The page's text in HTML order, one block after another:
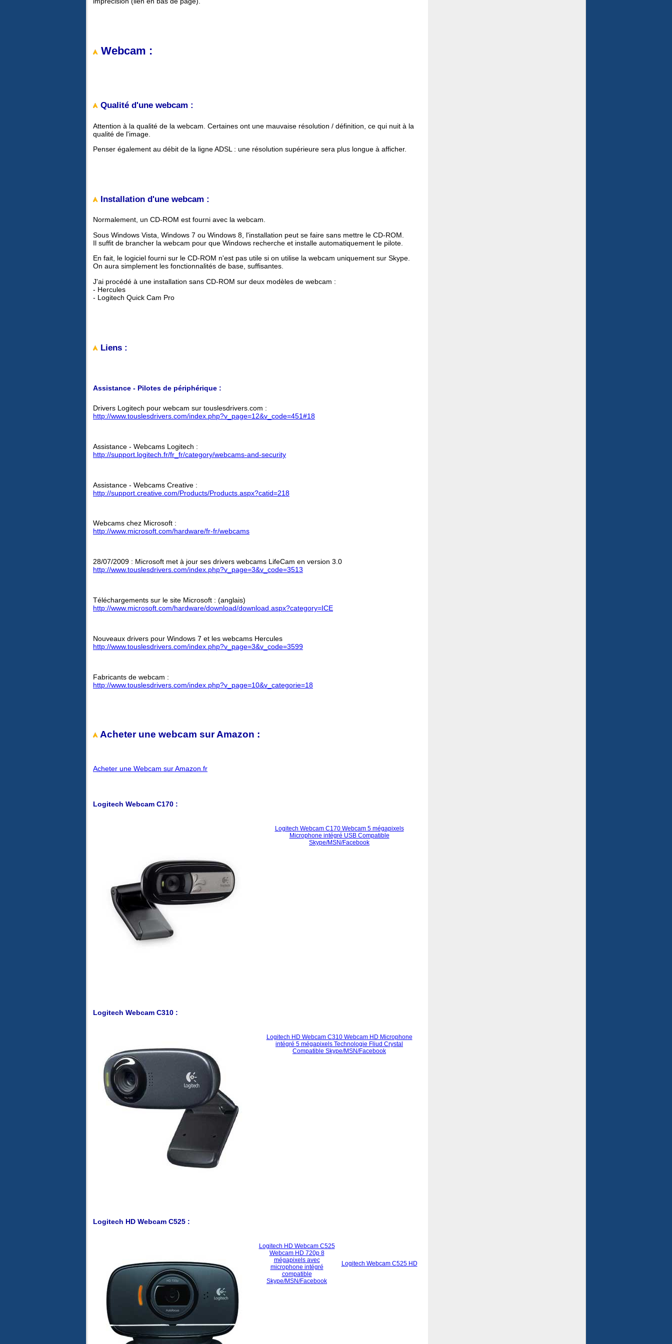
Webcam :
Qualité d'une webcam :
Attention à la qualité de la webcam. Certaines ont une mauvaise résolution / définition, ce qui nuit à la
qualité de l'image.
Penser également au débit de la ligne ADSL : une résolution supérieure sera plus longue à afficher.
Installation d'une webcam :
Normalement, un CD-ROM est fourni avec la webcam.
Sous Windows Vista, Windows 7 ou Windows 8, l'installation peut se faire sans mettre le CD-ROM.
Il suffit de brancher la webcam pour que Windows recherche et installe automatiquement le pilote.
En fait, le logiciel fourni sur le CD-ROM n'est pas utile si on utilise la webcam uniquement sur Skype.
On aura simplement les fonctionnalités de base, suffisantes.
J'ai procédé à une installation sans CD-ROM sur deux modèles de webcam :
- Hercules
- Logitech Quick Cam Pro
Liens :
Assistance - Pilotes de périphérique :
Drivers Logitech pour webcam sur touslesdrivers.com :
http://www.touslesdrivers.com/index.php?v_page=12&v_code=451#18
Assistance - Webcams Logitech :
http://support.logitech.fr/fr_fr/category/webcams-and-security
Assistance - Webcams Creative :
http://support.creative.com/Products/Products.aspx?catid=218
Webcams chez Microsoft :
http://www.microsoft.com/hardware/fr-fr/webcams
28/07/2009 : Microsoft met à jour ses drivers webcams LifeCam en version 3.0
http://www.touslesdrivers.com/index.php?v_page=3&v_code=3513
Téléchargements sur le site Microsoft : (anglais)
http://www.microsoft.com/hardware/download/download.aspx?category=ICE
Nouveaux drivers pour Windows 7 et les webcams Hercules
http://www.touslesdrivers.com/index.php?v_page=3&v_code=3599
Fabricants de webcam :
http://www.touslesdrivers.com/index.php?v_page=10&v_categorie=18
Acheter une webcam sur Amazon :
Acheter une Webcam sur Amazon.fr
Logitech Webcam C170 :
Logitech Webcam C170 Webcam 5 mégapixels
Microphone intégré USB Compatible
Skype/MSN/Facebook
Logitech Webcam C310 :
Logitech HD Webcam C310 Webcam HD Microphone
intégré 5 mégapixels Technologie Fliud Crystal
Compatible Skype/MSN/Facebook
Logitech HD Webcam C525 :
Logitech HD Webcam C525
Webcam HD 720p 8
mégapixels avec
microphone intégré
compatible
Skype/MSN/Facebook
Logitech Webcam C525 HD